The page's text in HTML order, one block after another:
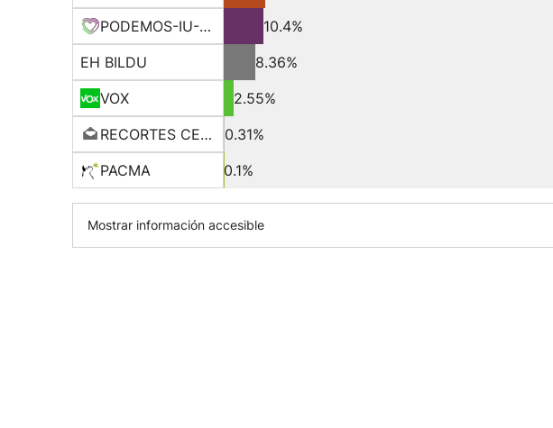
PODEMOS-IU-EQUO-BATZ
10.4%
EH BILDU
8.36%
VOX
2.55%
RECORTES CERO-GV
0.31%
PACMA
0.1%
Mostrar información accesible